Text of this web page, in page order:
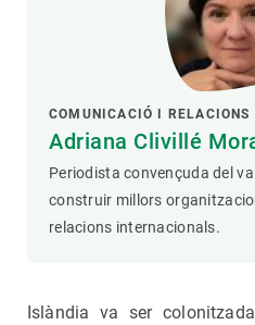
COMUNICACIÓ I RELACIONS
Adriana Clivillé
Periodista convençuda del
construir millors
relacions internacionals.
Islàndia va ser